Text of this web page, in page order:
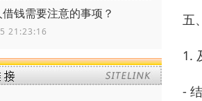
钱需要注意的事项？
21:23:16
五
1.
-